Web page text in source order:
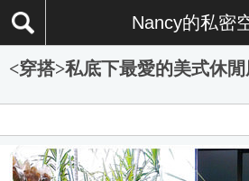
Nancy的私密
<穿搭>私底下最愛的美式休閒